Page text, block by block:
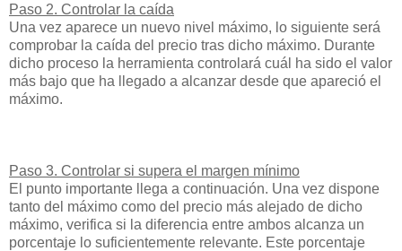
Paso 2. Controlar la caída
Una vez aparece un nuevo nivel máximo, lo siguiente será
comprobar la caída del precio tras dicho máximo. Durante
dicho proceso la herramienta controlará cuál ha sido el valor
más bajo que ha llegado a alcanzar desde que apareció el
máximo.
Paso 3. Controlar si supera el margen mínimo
El punto importante llega a continuación. Una vez dispone
tanto del máximo como del precio más alejado de dicho
máximo, verifica si la diferencia entre ambos alcanza un
porcentaje lo suficientemente relevante. Este porcentaje